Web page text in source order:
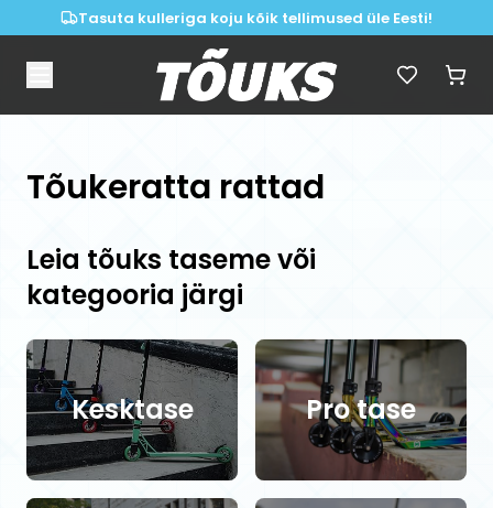
Tasuta kulleriga koju kõik tellimused üle Eesti!
Tõukeratta rattad
Leia tõuks taseme või
kategooria järgi
Kesktase Pro tase